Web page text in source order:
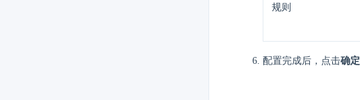
规则
配置完成后，点击确定